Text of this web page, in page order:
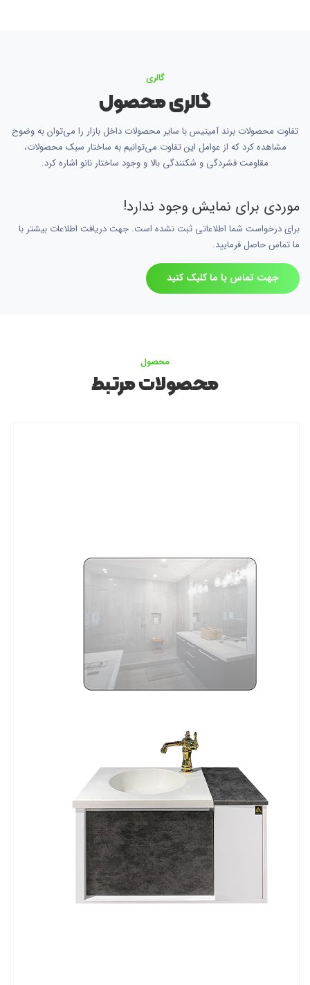
گالری
گالری محصول
تفاوت محصولات برند آمیتیس با سایر محصولات داخل بازار را می‌توان به وضوح
مشاهده کرد که از عوامل این تفاوت می‌توانیم به ساختار سبک محصولات،
مقاومت فشردگی و شکنندگی بالا و وجود ساختار نانو اشاره کرد.
موردی برای نمایش وجود ندارد!
برای درخواست شما اطلاعاتی ثبت نشده است. جهت دریافت اطلاعات بیشتر با
ما تماس حاصل فرمایید.
جهت تماس با ما کلیک کنید
محصول
محصولات مرتبط